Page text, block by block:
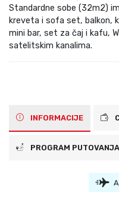
Standardne sobe (32m2)
kreveta i sofa set, balkon,
mini bar, set za čaj i kafu,
satelitskim kanalima.
INFORMACIJE
PROGRAM PUTOVANJA